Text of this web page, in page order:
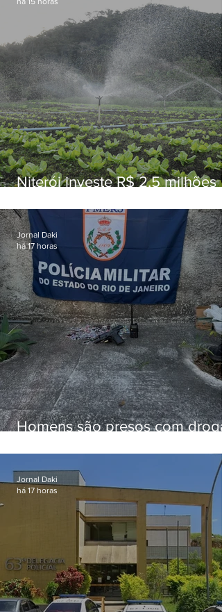
Niterói investe R$ 2,5 milhões
familiar para merenda escolar
Homens são presos com
Jornal Daki
há 17 horas
Jornal Daki
há 17 horas